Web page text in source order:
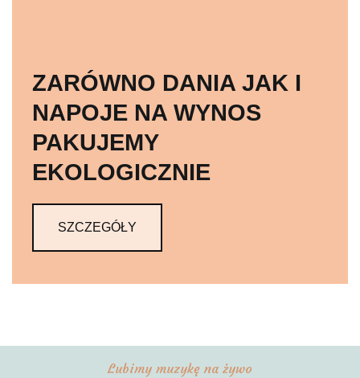
ZARÓWNO DANIA JAK I
NAPOJE NA WYNOS
PAKUJEMY
EKOLOGICZNIE
SZCZEGÓŁY
Lubimy muzykę na żywo